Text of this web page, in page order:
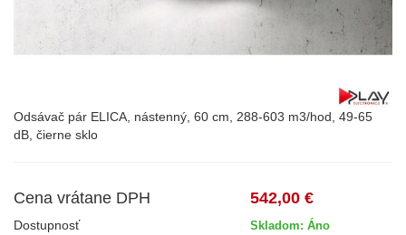
Odsávač pár ELICA, nástenný, 60 cm, 288-603 m3/hod, 49-65
dB, čierne sklo
Cena vrátane DPH 542,00 €
Dostupnosť Skladom: Áno